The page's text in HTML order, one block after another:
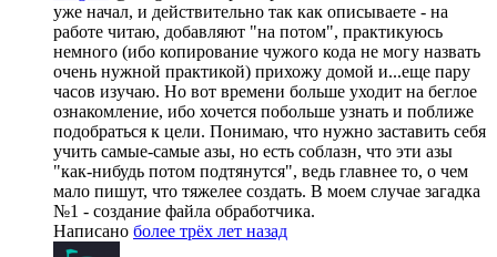
уже начал, и действительно так как описываете - на
работе читаю, добавляют "на потом", практикуюсь
немного (ибо копирование чужого кода не могу назвать
очень нужной практикой) прихожу домой и...еще пару
часов изучаю. Но вот времени больше уходит на беглое
ознакомление, ибо хочется побольше узнать и поближе
подобраться к цели. Понимаю, что нужно заставить себя
учить самые-самые азы, но есть соблазн, что эти азы
"как-нибудь потом подтянутся", ведь главнее то, о чем
мало пишут, что тяжелее создать. В моем случае загадка
№1 - создание файла обработчика.
Написано более трёх лет назад